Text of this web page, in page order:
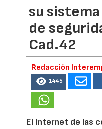
su
de
Cad.42
Redacción
1445
El internet de las